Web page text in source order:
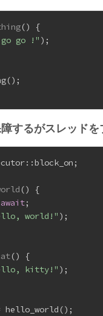
() {
go !" );
するがスレッドを
() {
await;
world!" );
() {
kitty!" );
hello_world();